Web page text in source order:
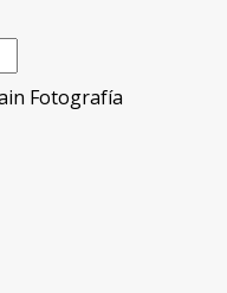
Fotografía